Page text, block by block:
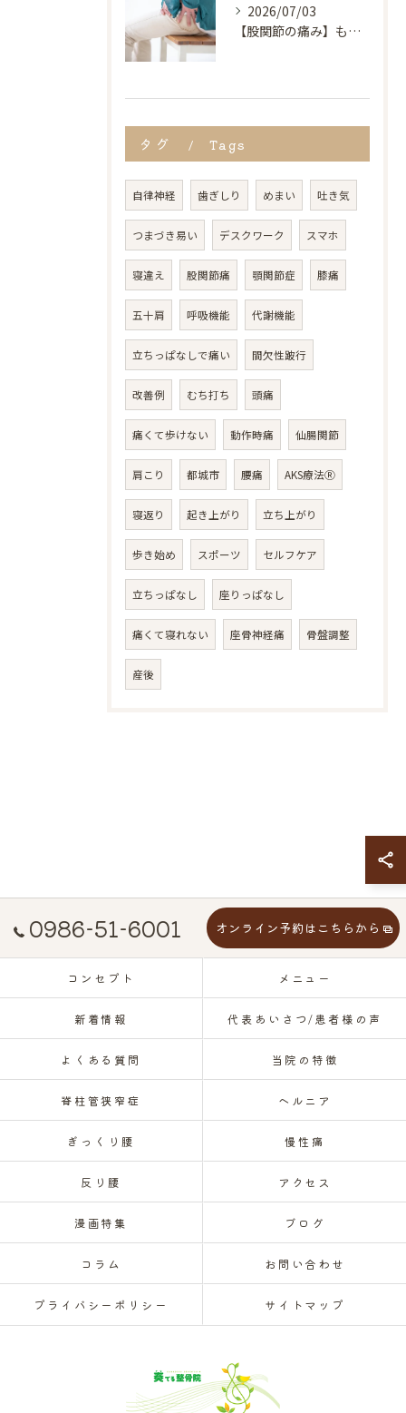
2026/07/03
【股関節の痛み】もしかしたら変形性股関節症かも？｜都城市 奏でる整骨院
タグ Tags
自律神経 歯ぎしり めまい 吐き気
つまづき易い デスクワーク スマホ
寝違え 股関節痛 顎関節症 膝痛
五十肩 呼吸機能 代謝機能
立ちっぱなしで痛い 間欠性跛行
改善例 むち打ち 頭痛
痛くて歩けない 動作時痛 仙腸関節
肩こり 都城市 腰痛 AKS療法Ⓡ
寝返り 起き上がり 立ち上がり
歩き始め スポーツ セルフケア
立ちっぱなし 座りっぱなし
痛くて寝れない 座骨神経痛 骨盤調整
産後
0986-51-6001 オンライン予約はこちらから
コンセプト メニュー
新着情報 代表あいさつ/患者様の声
よくある質問 当院の特徴
脊柱管狭窄症 ヘルニア
ぎっくり腰 慢性痛
反り腰 アクセス
漫画特集 ブログ
コラム お問い合わせ
プライバシーポリシー サイトマップ